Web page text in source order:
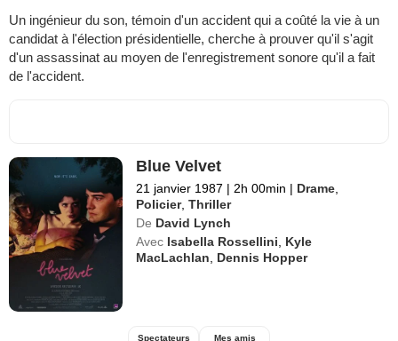
Un ingénieur du son, témoin d'un accident qui a coûté la vie à un
candidat à l'élection présidentielle, cherche à prouver qu'il s'agit
d'un assassinat au moyen de l'enregistrement sonore qu'il a fait
de l'accident.
Blue Velvet
21 janvier 1987 | 2h 00min | Drame,
Policier,Thriller
De David Lynch
Avec Isabella Rossellini, Kyle
MacLachlan, Dennis Hopper
Spectateurs Mes amis